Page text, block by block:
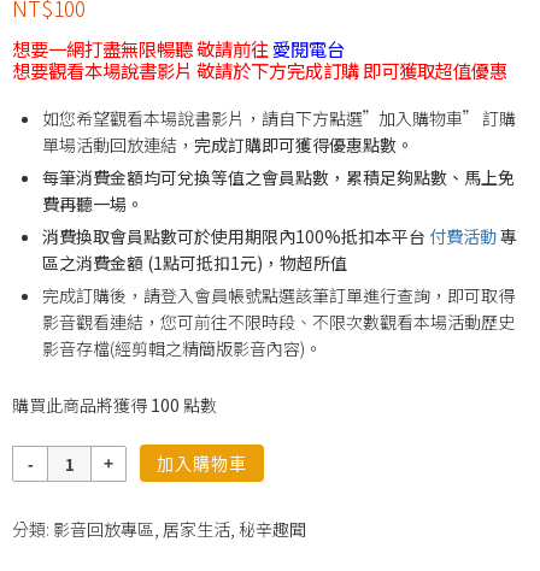
NT$100
想要一網打盡無限暢聽 敬請前往 愛閱電台
想要觀看本場說書影片 敬請於下方完成訂購 即可獲取超值優惠
如您希望觀看本場說書影片，請自下方點選”加入購物車” 訂購
單場活動回放連結， 完成訂購即可獲得優惠點數。
每筆消費金額均可兌換等值之會員點數，累積足夠點數、馬上免
費再聽一場。
消費換取會員點數可於使用期限內100%抵扣本平台 付費活動專
區之消費金額 (1點可抵扣1元)，物超所值
完成訂購後，請登入會員帳號點選該筆訂單進行查詢，即可取得
影音觀看連結，您可前往不限時段、不限次數觀看本場活動歷史
影音存檔(經剪輯之精簡版影音內容)。
購買此商品將獲得 100 點數
量
加入購物車
分類: 影音回放專區, 居家生活, 秘辛趣聞